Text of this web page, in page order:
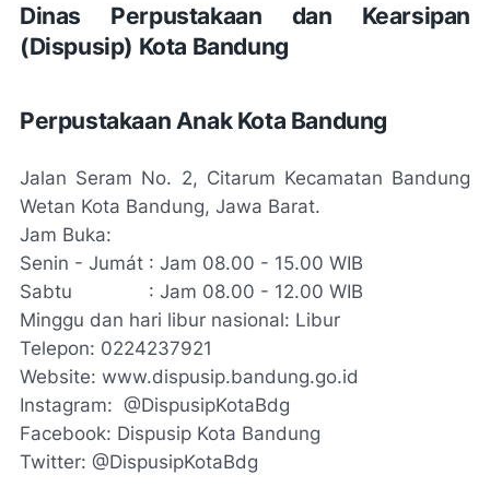
Dinas Perpustakaan dan Kearsipan
(Dispusip) Kota Bandung
Perpustakaan Anak Kota Bandung
Jalan Seram No. 2, Citarum Kecamatan Bandung
Wetan Kota Bandung, Jawa Barat.
Jam Buka:
Senin - Jumát : Jam 08.00 - 15.00 WIB
Sabtu
: Jam 08.00 - 12.00 WIB
Minggu dan hari libur nasional: Libur
Telepon: 0224237921
Website: www.dispusip.bandung.go.id
Instagram: @DispusipKotaBdg
Facebook: Dispusip Kota Bandung
Twitter: @DispusipKotaBdg